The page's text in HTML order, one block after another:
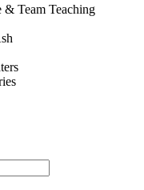
& Team Teaching